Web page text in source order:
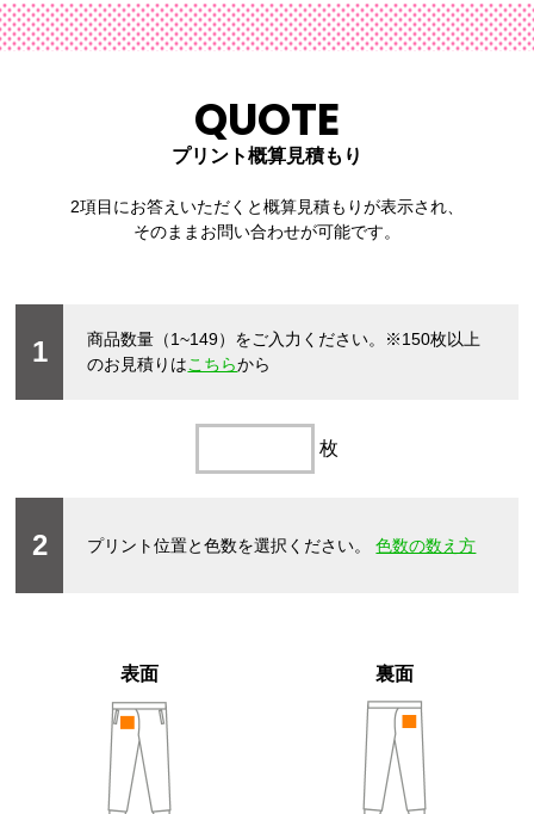
QUOTE
プリント概算見積もり
2項目にお答えいただくと概算見積もりが表示され、
そのままお問い合わせが可能です。
1 商品数量（1~149）をご入力ください。 ※150枚以上
のお見積りはこちらから
枚
2 プリント位置と色数を選択ください。色数の数え方
表面 裏面